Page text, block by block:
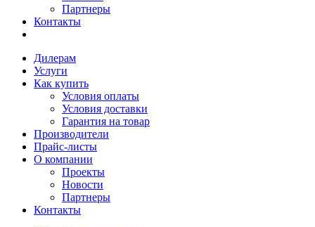
Партнеры
Контакты
Дилерам
Услуги
Как купить
Условия оплаты
Условия доставки
Гарантия на товар
Производители
Прайс-листы
О компании
Проекты
Новости
Партнеры
Контакты